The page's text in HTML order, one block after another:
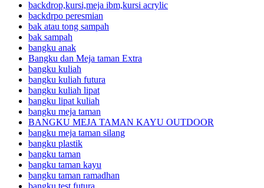
backdrop,kursi,meja ibm,kursi acrylic
backdrpo peresmian
bak atau tong sampah
bak sampah
bangku anak
Bangku dan Meja taman Extra
bangku kuliah
bangku kuliah futura
bangku kuliah lipat
bangku lipat kuliah
bangku meja taman
BANGKU MEJA TAMAN KAYU OUTDOOR
bangku meja taman silang
bangku plastik
bangku taman
bangku taman kayu
bangku taman ramadhan